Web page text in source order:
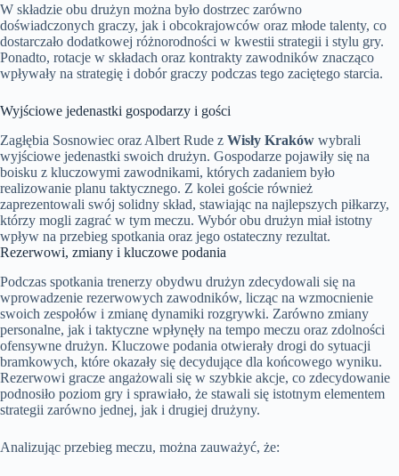
W składzie obu drużyn można było dostrzec zarówno
doświadczonych graczy, jak i obcokrajowców oraz młode talenty, co
dostarczało dodatkowej różnorodności w kwestii strategii i stylu gry.
Ponadto, rotacje w składach oraz kontrakty zawodników znacząco
wpływały na strategię i dobór graczy podczas tego zaciętego starcia.
Wyjściowe jedenastki gospodarzy i gości
Zagłębia Sosnowiec oraz Albert Rude z Wisły Kraków wybrali
wyjściowe jedenastki swoich drużyn. Gospodarze pojawiły się na
boisku z kluczowymi zawodnikami, których zadaniem było
realizowanie planu taktycznego. Z kolei goście również
zaprezentowali swój solidny skład, stawiając na najlepszych piłkarzy,
którzy mogli zagrać w tym meczu. Wybór obu drużyn miał istotny
wpływ na przebieg spotkania oraz jego ostateczny rezultat.
Rezerwowi, zmiany i kluczowe podania
Podczas spotkania trenerzy obydwu drużyn zdecydowali się na
wprowadzenie rezerwowych zawodników, licząc na wzmocnienie
swoich zespołów i zmianę dynamiki rozgrywki. Zarówno zmiany
personalne, jak i taktyczne wpłynęły na tempo meczu oraz zdolności
ofensywne drużyn. Kluczowe podania otwierały drogi do sytuacji
bramkowych, które okazały się decydujące dla końcowego wyniku.
Rezerwowi gracze angażowali się w szybkie akcje, co zdecydowanie
podnosiło poziom gry i sprawiało, że stawali się istotnym elementem
strategii zarówno jednej, jak i drugiej drużyny.
Analizując przebieg meczu, można zauważyć, że: